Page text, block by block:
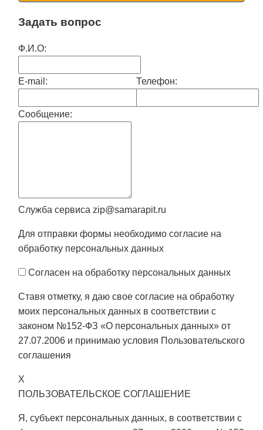
Задать вопрос
Ф.И.О:
E-mail: Телефон:
Сообщение:
Служба сервиса zip@samarapit.ru
Для отправки формы необходимо согласие на
обработку персональных данных
Согласен на обработку персональных данных
Ставя отметку, я даю свое согласие на обработку
моих персональных данных в соответствии с
законом №152-ФЗ «О персональных данных» от
27.07.2006 и принимаю условия Пользовательского
соглашения
X
ПОЛЬЗОВАТЕЛЬСКОЕ СОГЛАШЕНИЕ
Я, субъект персональных данных, в соответствии с